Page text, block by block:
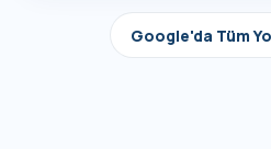
Google'da Tüm